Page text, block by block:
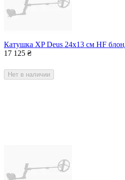
Катушка XP Deus 24x13 см HF
17 125 ₴
Нет в наличии